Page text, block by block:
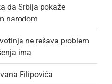
da Srbija pokaže
narodom
ne rešava problem
ima
Filipovića